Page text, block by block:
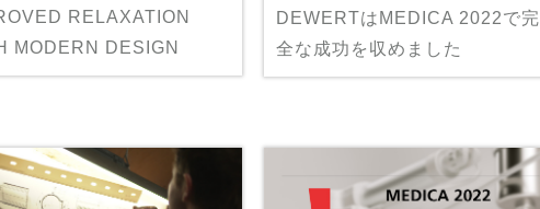
RELAXATION
MODERN DESIGN
DEWERTはMEDICA 2022で完
全な成功を収めました